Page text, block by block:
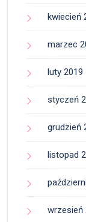
kwiecień
marzec
luty 2019
styczeń
grudzień
listopad
wrzesień